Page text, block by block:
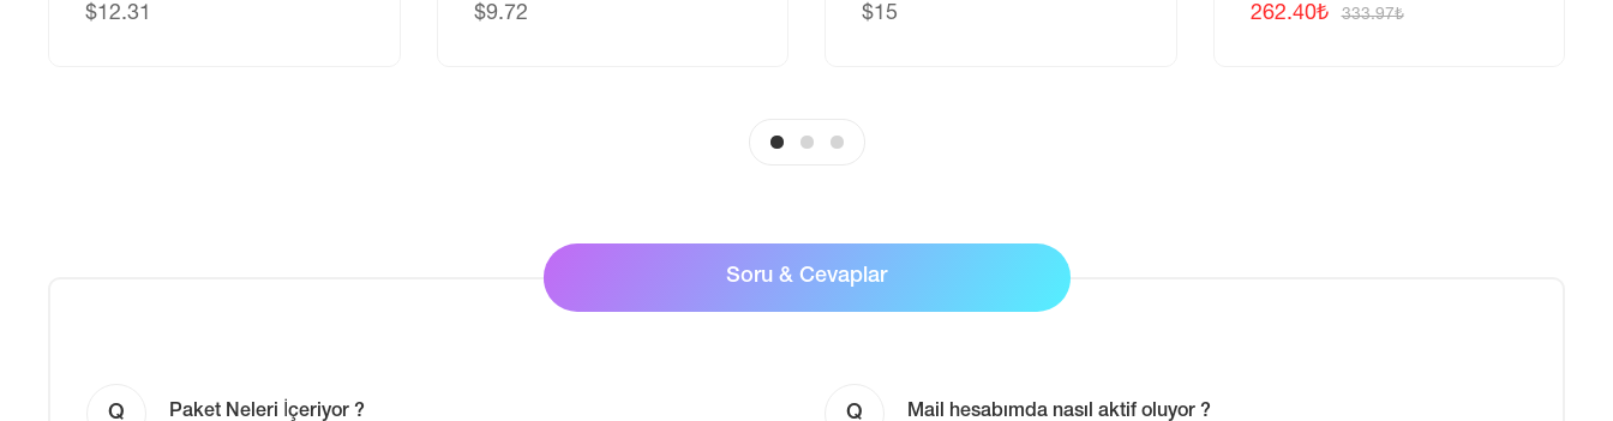
$12.31 $9.72 $15 262.40₺ 333.97₺
Soru & Cevaplar
Q Paket Neleri İçeriyor ? Q Mail hesabımda nasıl aktif oluyor ?